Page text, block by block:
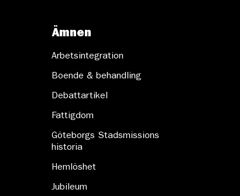
Ämnen
Arbetsintegration
Boende & behandling
Debattartikel
Fattigdom
Göteborgs Stadsmissions
historia
Hemlöshet
Jubileum